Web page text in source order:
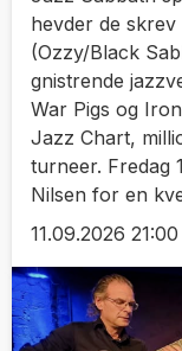
hevder de
(Ozzy/Black
gnistrende
War Pigs og
Jazz Chart,
turneer. Fredag
Nilsen for en
11.09.2026